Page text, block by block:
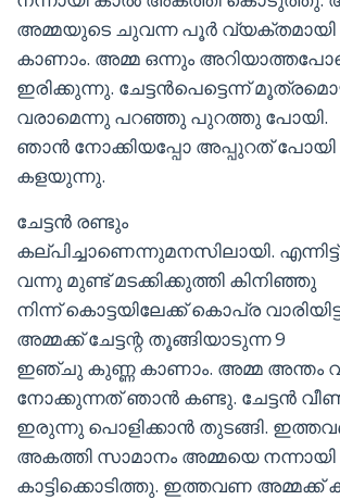
അമ്മയുടെ ചുവന്ന പൂർ വ്യക്തമായി
കാണാം. അമ്മ ഒന്നും
ഇരിക്കുന്നു. ചേട്ടൻപെട്ടെന്ന്
വരാമെന്നു പറഞ്ഞു പുറത്തു പോയി.
ഞാൻ നോക്കിയപ്പോ അപ്പുറത്
കളയുന്നു.
ചേട്ടൻ രണ്ടും
കല്പിച്ചാണെന്നുമനസിലായി.
വന്നു മുണ്ട് മടക്കിക്കുത്തി കിനിഞ്ഞു
നിന്ന് കൊട്ടയിലേക്ക് കൊപ്ര
അമ്മക്ക് ചേട്ടന്റ തൂങ്ങിയാടുന്ന 9
ഇഞ്ചു കുണ്ണ കാണാം. അമ്മ അന്തം
നോക്കുന്നത് ഞാൻ കണ്ടു. ചേട്ടൻ
ഇരുന്നു പൊളിക്കാൻ തുടങ്ങി.
അകത്തി സാമാനം അമ്മയെ നന്നായി
കാട്ടിക്കൊടിത്തു. ഇത്തവണ